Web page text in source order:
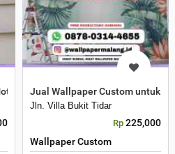
Embos di Malang
Jual Wallpaper Custom untuk
Jln. Villa Bukit Tidar
Rp 225,000
Wallpaper Custom